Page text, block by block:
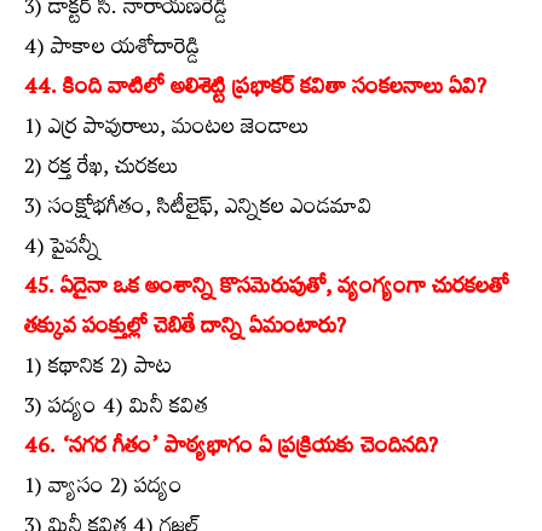
3) డాక్టర్‌ సి. నారాయణరెడ్డి
4) పాకాల యశోదారెడ్డి
44. కింది వాటిలో అలిశెట్టి ప్రభాకర్‌ కవితా సంకలనాలు ఏవి?
1) ఎర్ర పావురాలు, మంటల జెండాలు
2) రక్త రేఖ, చురకలు
3) సంక్షోభగీతం, సిటీలైఫ్‌, ఎన్నికల ఎండమావి
4) పైవన్నీ
45. ఏదైనా ఒక అంశాన్ని కొసమెరుపుతో, వ్యంగ్యంగా చురకలతో
తక్కువ పంక్తుల్లో చెబితే దాన్ని ఏమంటారు?
1) కథానిక 2) పాట
3) పద్యం 4) మినీ కవిత
46. ‘నగర గీతం’ పాఠ్యభాగం ఏ ప్రక్రియకు చెందినది?
1) వ్యాసం 2) పద్యం